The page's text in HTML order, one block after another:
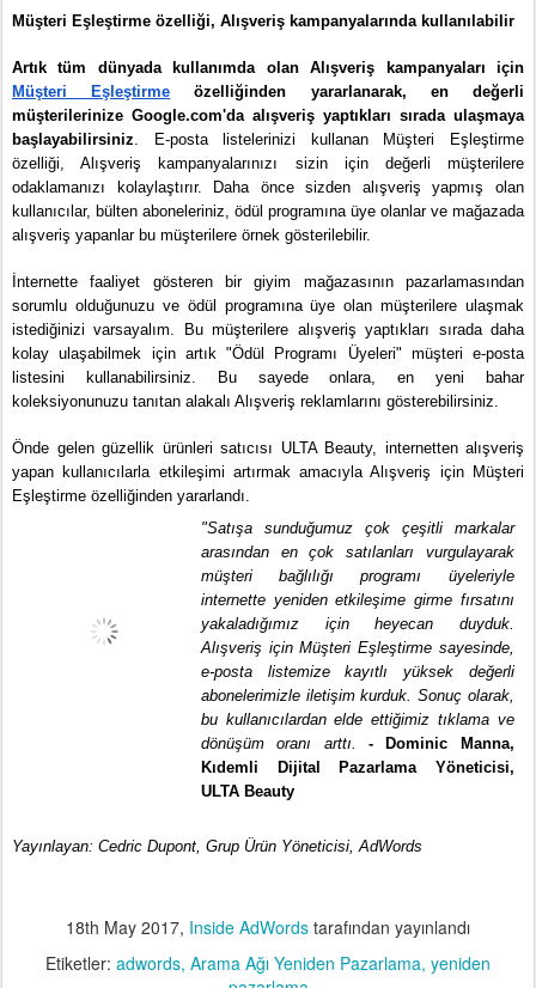
Müşteri Eşleştirme özelliği, Alışveriş kampanyalarında kullanılabilir
Müşteri Eşleştirme özelliğinden yararlanarak, en değerli
müşterilerinize Google.com'da alışveriş yaptıkları sırada ulaşmaya
başlayabilirsiniz. E-posta listelerinizi kullanan Müşteri Eşleştirme
özelliği, Alışveriş kampanyalarınızı sizin için değerli müşterilere
odaklamanızı kolaylaştırır. Daha önce sizden alışveriş yapmış olan
kullanıcılar, bülten aboneleriniz, ödül programına üye olanlar ve mağazada
alışveriş yapanlar bu müşterilere örnek gösterilebilir.
İnternette faaliyet gösteren bir giyim mağazasının pazarlamasından
sorumlu olduğunuzu ve ödül programına üye olan müşterilere ulaşmak
istediğinizi varsayalım. Bu müşterilere alışveriş yaptıkları sırada daha
kolay ulaşabilmek için artık "Ödül Programı Üyeleri" müşteri e-posta
listesini kullanabilirsiniz. Bu sayede onlara, en yeni bahar
koleksiyonunuzu tanıtan alakalı Alışveriş reklamlarını gösterebilirsiniz.
Önde gelen güzellik ürünleri satıcısı ULTA Beauty, internetten alışveriş
yapan kullanıcılarla etkileşimi artırmak amacıyla Alışveriş için Müşteri
Eşleştirme özelliğinden yararlandı.
"Satışa sunduğumuz çok çeşitli markalar
arasından en çok satılanları vurgulayarak
müşteri bağlılığı programı üyeleriyle
internette yeniden etkileşime girme fırsatını
yakaladığımız için heyecan duyduk.
Alışveriş için Müşteri Eşleştirme sayesinde,
e-posta listemize kayıtlı yüksek değerli
abonelerimizle iletişim kurduk. Sonuç olarak,
bu kullanıcılardan elde ettiğimiz tıklama ve
dönüşüm oranı arttı. - Dominic Manna,
Kıdemli Dijital Pazarlama Yöneticisi,
ULTA Beauty
Yayınlayan: Cedric Dupont, Grup Ürün Yöneticisi, AdWords
18th May 2017, Inside AdWords tarafından yayınlandı
Etiketler: adwords Arama Ağı Yeniden Pazarlama yeniden